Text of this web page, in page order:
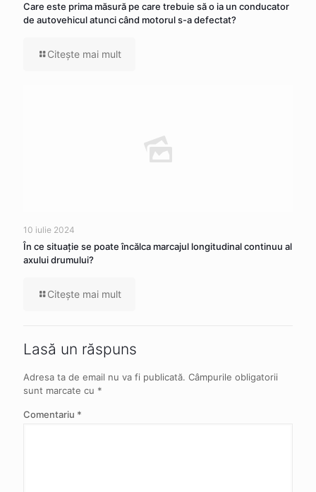
Care este prima măsură pe care trebuie să o ia un conducator
de autovehicul atunci când motorul s-a defectat?
Citeşte mai mult
10 iulie 2024
În ce situaţie se poate încălca marcajul longitudinal continuu al
axului drumului?
Citeşte mai mult
Lasă un răspuns
Adresa ta de email nu va fi publicată. Câmpurile obligatorii
sunt marcate cu *
Comentariu *